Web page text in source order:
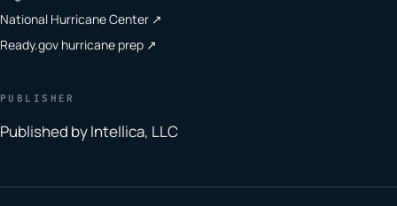
National Hurricane Center ↗
Ready.gov hurricane prep ↗
PUBLISHER
Published by Intellica, LLC